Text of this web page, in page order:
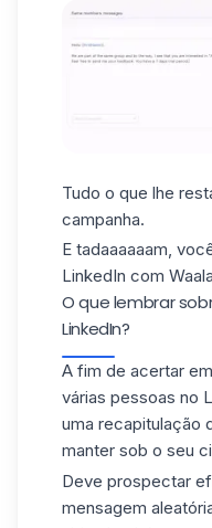
Tudo o que lhe
campanha.
E tadaaaaaam,
LinkedIn com
O que lembrar
LinkedIn?
A fim de acertar
várias pessoas no
uma recapitulação
manter sob o seu
Deve prospectar
mensagem